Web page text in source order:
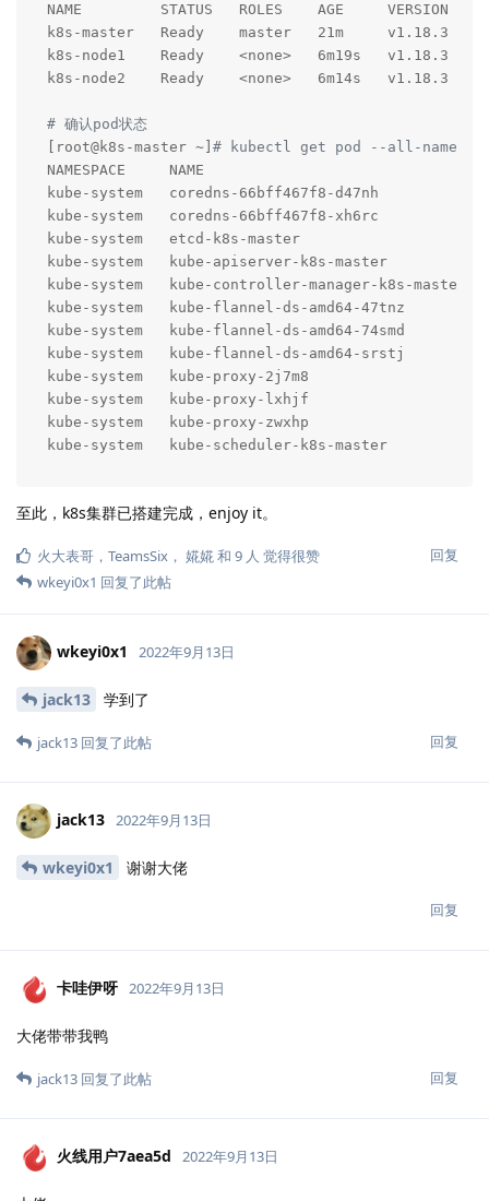
NAME         STATUS   ROLES    AGE     VERSION
k8s-master   Ready    master   21m     v1.18.3
k8s-node1    Ready    <none>   6m19s   v1.18.3
k8s-node2    Ready    <none>   6m14s   v1.18.3
# 确认pod状态
[root@k8s-master ~] # kubectl get pod --all-
NAMESPACE     NAME
kube-system   coredns-66bff467f8-d47nh
kube-system   coredns-66bff467f8-xh6rc
kube-system   etcd-k8s-master
kube-system   kube-apiserver-k8s-master
kube-system   kube-controller-manager-k8s-
kube-system   kube-flannel-ds-amd64-47tnz
kube-system   kube-flannel-ds-amd64-74smd
kube-system   kube-flannel-ds-amd64-srstj
kube-system   kube-proxy-2j7m8
kube-system   kube-proxy-lxhjf
kube-system   kube-proxy-zwxhp
kube-system   kube-scheduler-k8s-master
至此，k8s集群已搭建完成，enjoy it。
回复
火大表哥 ， TeamsSix ， 婲婲和 9 人 觉得很赞
wkeyi0x1 回复了此帖
wkeyi0x1 2022年9月13日
jack13 学到了
回复
jack13 回复了此帖
jack13 2022年9月13日
wkeyi0x1 谢谢大佬
回复
卡哇伊呀 2022年9月13日
大佬带带我鸭
回复
jack13 回复了此帖
火线用户7aea5d 2022年9月13日